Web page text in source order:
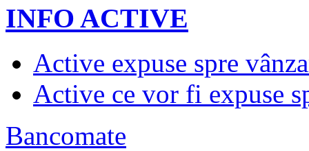
INFO ACTIVE
Active expuse spre
Active ce vor fi expuse
Bancomate